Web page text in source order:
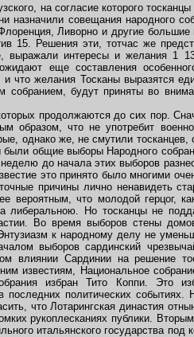
на согласие которого
назначили совещания народного
Ливорно и другие большие
15. Решения эти, тотчас же
выражали интересы и желания 1
еще составления
и что желания Тосканы выразятся
будут приняты во
продолжаются до сих пор.
образом, что не употребит
однако же, не смутили тосканцев,
общие выборы Народного
до начала этих выборов
это принято было многими
причины лично ненавидеть
вероятным, что молодой герцог,
либеральною. Но тосканцы не
Во время выборов стены
к народному делу не
выборов сардинский
влиянии Сардинии на решение
известиям, Национальное
избран Тито Коппи. Это
последних политических событиях.
что Лотарингская династия
рукоплесканиях публики.
итальянского государства под